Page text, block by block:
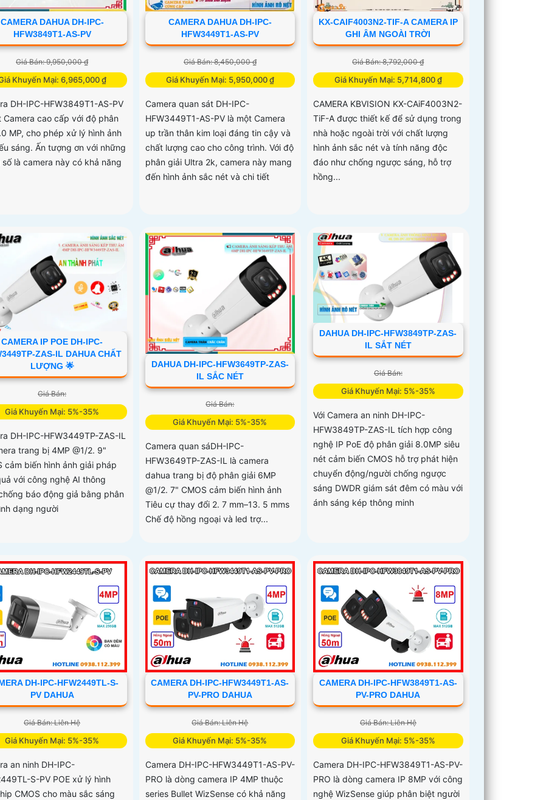
CAMERA DAHUA DH-IPC-
HFW3849T1-AS-PV
Giá Bán: 9,950,000 ₫
Khuyến Mại: 6,965,000 ₫
DH-IPC-HFW3849T1-AS-PV
Camera cao cấp với độ phân
MP, cho phép xử lý hình ảnh
sáng. Ấn tượng ơn với những
là camera này có khả năng
CAMERA DAHUA DH-IPC-
HFW3449T1-AS-PV
Giá Bán: 8,450,000 ₫
Giá Khuyến Mại: 5,950,000 ₫
Camera quan sát DH-IPC-
HFW3449T1-AS-PV là một Camera
up trần thân kim loại đáng tin cậy và
chất lượng cao cho công trình. Với độ
phân giải Ultra 2k, camera này mang
đến hình ảnh sắc nét và chi tiết
KX-CAIF4003N2-TIF-A CAMERA IP
GHI ÂM NGOÀI TRỜI
Giá Bán: 8,792,000 ₫
Giá Khuyến Mại: 5,714,800 ₫
CAMERA KBVISION KX-CAiF4003N2-
TiF-A được thiết kế để sử dụng trong
nhà hoặc ngoài trời với chất lượng
hình ảnh sắc nét và tính năng độc
đáo như chống ngược sáng, hỗ trợ
hồng...
CAMERA IP POE DH-IPC-
ZAS-IL DAHUA CHẤT
LƯỢNG 🌟
Giá Bán:
Giá Khuyến Mại: 5%-35%
DH-IPC-HFW3449TP-ZAS-IL
trang bị 4MP @1/2. 9"
cảm biến hình ảnh giải pháp
với công nghệ AI thông
báo động giả bằng phân
dạng người
DAHUA DH-IPC-HFW3649TP-ZAS-
IL SẮC NÉT
Giá Bán:
Giá Khuyến Mại: 5%-35%
Camera quan sáDH-IPC-
HFW3649TP-ZAS-IL là camera
dahua trang bị độ phân giải 6MP
@1/2. 7" CMOS cảm biến hình ảnh
Tiêu cự thay đổi 2. 7 mm–13. 5 mms
Chế độ hồng ngoại và led trợ...
DAHUA DH-IPC-HFW3849TP-ZAS-
IL SẮT NÉT
Giá Bán:
Giá Khuyến Mại: 5%-35%
Với Camera an ninh DH-IPC-
HFW3849TP-ZAS-IL tích hợp công
nghệ IP PoE độ phân giải 8.0MP siêu
nét cảm biến CMOS hỗ trợ phát hiện
chuyển động/người chống ngược
sáng DWDR giám sát đêm có màu với
ánh sáng kép thông minh
DH-IPC-HFW2449TL-S-
PV DAHUA
Giá Bán: Liên Hệ
Giá Khuyến Mại: 5%-35%
an ninh DH-IPC-
S-PV POE xử lý hình
CMOS cho màu sắc sáng
CAMERA DH-IPC-HFW3449T1-AS-
PV-PRO DAHUA
Giá Bán: Liên Hệ
Giá Khuyến Mại: 5%-35%
Camera DH-IPC-HFW3449T1-AS-PV-
PRO là dòng camera IP 4MP thuộc
series Bullet WizSense có khả năng
CAMERA DH-IPC-HFW3849T1-AS-
PV-PRO DAHUA
Giá Bán: Liên Hệ
Giá Khuyến Mại: 5%-35%
Camera DH-IPC-HFW3849T1-AS-PV-
PRO là dòng camera IP 8MP với công
nghệ WizSense giúp phân biệt người